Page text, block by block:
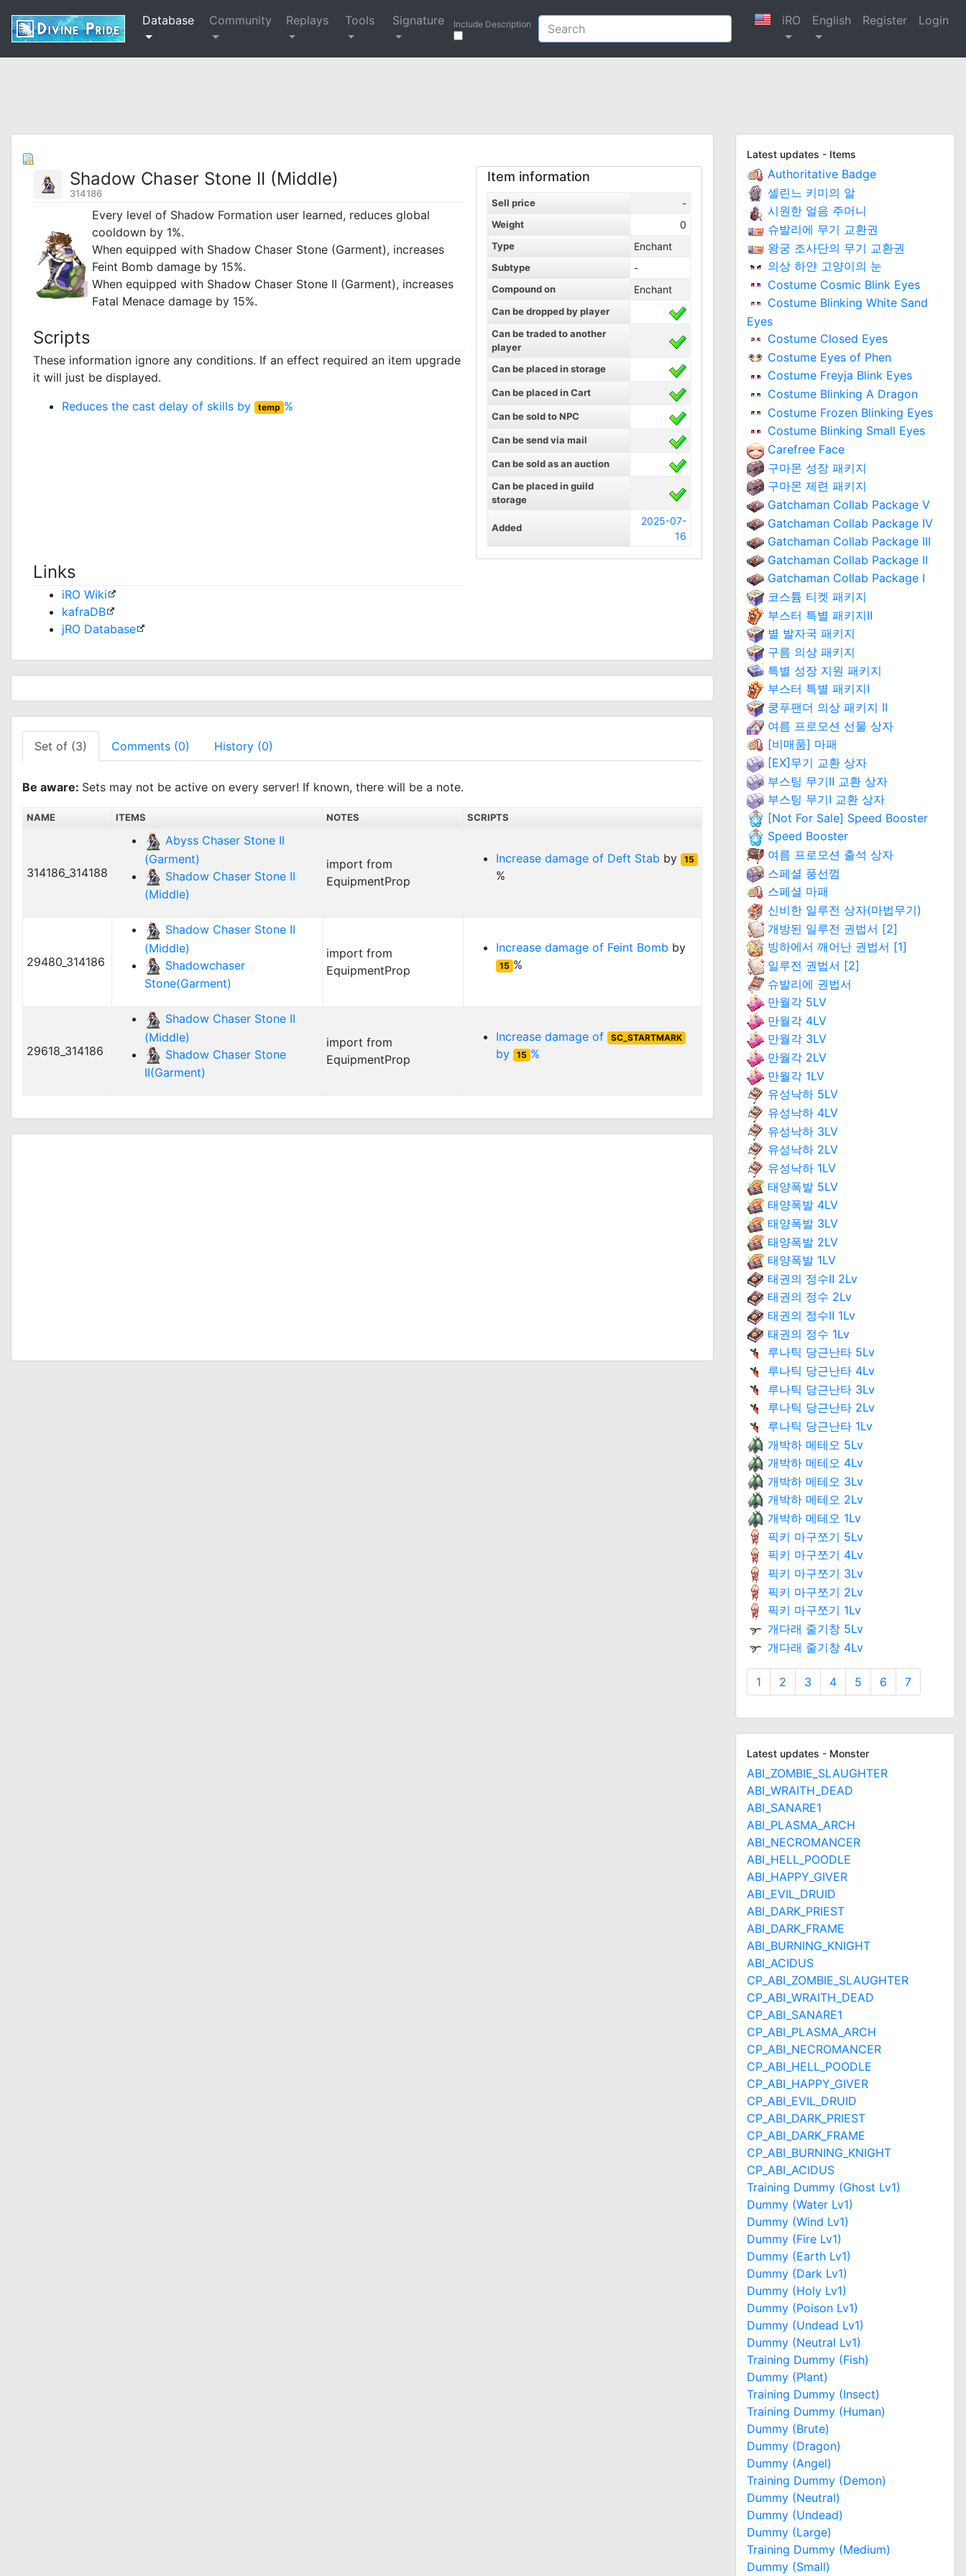
Database Community Replays Tools Signature Include Description iRO English Register Login
Shadow Chaser Stone II (Middle)
314186
Every level of Shadow Formation user learned, reduces global
cooldown by 1%.
When equipped with Shadow Chaser Stone (Garment), increases
Feint Bomb damage by 15%.
When equipped with Shadow Chaser Stone II (Garment), increases
Fatal Menace damage by 15%.
Scripts
These information ignore any conditions. If an effect required an item upgrade
it will just be displayed.
Reduces the cast delay of skills by
temp %
Item information
Sell price -
Weight 0
Type Enchant
Subtype -
Compound on Enchant
Can be dropped by player
Can be traded to another
player
Can be placed in storage
Can be placed in Cart
Can be sold to NPC
Can be send via mail
Can be sold as an auction
Can be placed in guild
storage
Added
2025-07-
16
Links
iRO Wiki
kafraDB
jRO Database
Set of (3) Comments (0) History (0)
Be aware: Sets may not be active on every server! If known, there will be a note.
NAME ITEMS NOTES SCRIPTS
314186_314188
Abyss Chaser Stone II
(Garment)
Shadow Chaser Stone II
(Middle)
import from
EquipmentProp
Increase damage of Deft Stab by 15
%
29480_314186
Shadow Chaser Stone II
(Middle)
Shadowchaser
Stone(Garment)
import from
EquipmentProp
Increase damage of Feint Bomb by
15 %
29618_314186
Shadow Chaser Stone II
(Middle)
Shadow Chaser Stone
II(Garment)
import from
EquipmentProp
Increase damage of SC_STARTMARK
by 15 %
Latest updates - Items
Authoritative Badge
셀린느 키미의 알
시원한 얼음 주머니
슈발리에 무기 교환권
왕궁 조사단의 무기 교환권
의상 하얀 고양이의 눈
Costume Cosmic Blink Eyes
Costume Blinking White Sand
Eyes
Costume Closed Eyes
Costume Eyes of Phen
Costume Freyja Blink Eyes
Costume Blinking A Dragon
Costume Frozen Blinking Eyes
Costume Blinking Small Eyes
Carefree Face
구마몬 성장 패키지
구마몬 제련 패키지
Gatchaman Collab Package V
Gatchaman Collab Package IV
Gatchaman Collab Package III
Gatchaman Collab Package II
Gatchaman Collab Package I
코스튬 티켓 패키지
부스터 특별 패키지Ⅱ
별 발자국 패키지
구름 의상 패키지
특별 성장 지원 패키지
부스터 특별 패키지Ⅰ
쿵푸팬더 의상 패키지 II
여름 프로모션 선물 상자
[비매품] 마패
[EX]무기 교환 상자
부스팅 무기Ⅱ 교환 상자
부스팅 무기Ⅰ 교환 상자
[Not For Sale] Speed Booster
Speed Booster
여름 프로모션 출석 상자
스페셜 풍선껌
스페셜 마패
신비한 일루전 상자(마법무기)
개방된 일루전 권법서 [2]
빙하에서 깨어난 권법서 [1]
일루전 권법서 [2]
슈발리에 권법서
만월각 5LV
만월각 4LV
만월각 3LV
만월각 2LV
만월각 1LV
유성낙하 5LV
유성낙하 4LV
유성낙하 3LV
유성낙하 2LV
유성낙하 1LV
태양폭발 5LV
태양폭발 4LV
태양폭발 3LV
태양폭발 2LV
태양폭발 1LV
태권의 정수Ⅱ 2Lv
태권의 정수 2Lv
태권의 정수Ⅱ 1Lv
태권의 정수 1Lv
루나틱 당근난타 5Lv
루나틱 당근난타 4Lv
루나틱 당근난타 3Lv
루나틱 당근난타 2Lv
루나틱 당근난타 1Lv
개박하 메테오 5Lv
개박하 메테오 4Lv
개박하 메테오 3Lv
개박하 메테오 2Lv
개박하 메테오 1Lv
픽키 마구쪼기 5Lv
픽키 마구쪼기 4Lv
픽키 마구쪼기 3Lv
픽키 마구쪼기 2Lv
픽키 마구쪼기 1Lv
개다래 줄기창 5Lv
개다래 줄기창 4Lv
1 2 3 4 5 6 7
Latest updates - Monster
ABI_ZOMBIE_SLAUGHTER
ABI_WRAITH_DEAD
ABI_SANARE1
ABI_PLASMA_ARCH
ABI_NECROMANCER
ABI_HELL_POODLE
ABI_HAPPY_GIVER
ABI_EVIL_DRUID
ABI_DARK_PRIEST
ABI_DARK_FRAME
ABI_BURNING_KNIGHT
ABI_ACIDUS
CP_ABI_ZOMBIE_SLAUGHTER
CP_ABI_WRAITH_DEAD
CP_ABI_SANARE1
CP_ABI_PLASMA_ARCH
CP_ABI_NECROMANCER
CP_ABI_HELL_POODLE
CP_ABI_HAPPY_GIVER
CP_ABI_EVIL_DRUID
CP_ABI_DARK_PRIEST
CP_ABI_DARK_FRAME
CP_ABI_BURNING_KNIGHT
CP_ABI_ACIDUS
Training Dummy (Ghost Lv1)
Dummy (Water Lv1)
Dummy (Wind Lv1)
Dummy (Fire Lv1)
Dummy (Earth Lv1)
Dummy (Dark Lv1)
Dummy (Holy Lv1)
Dummy (Poison Lv1)
Dummy (Undead Lv1)
Dummy (Neutral Lv1)
Training Dummy (Fish)
Dummy (Plant)
Training Dummy (Insect)
Training Dummy (Human)
Dummy (Brute)
Dummy (Dragon)
Dummy (Angel)
Training Dummy (Demon)
Dummy (Neutral)
Dummy (Undead)
Dummy (Large)
Training Dummy (Medium)
Dummy (Small)